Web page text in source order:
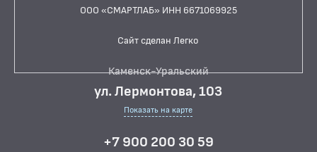
ООО «СМАРТЛАБ» ИНН 6671069925
Сайт сделан Легко
Каменск-Уральский
ул. Лермонтова, 103
Показать на карте
+7 900 200 30 59